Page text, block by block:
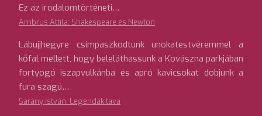
Ez az irodalomtörténeti…
Ambrus Attila: Shakespeare és Newton
Lábujjhegyre csimpaszkodtunk unokatestvéremmel a
kőfal mellett, hogy beleláthassunk a Kovászna parkjában
fortyogó iszapvulkánba és apró kavicsokat dobjunk a
fura szagú…
Sarány István: Legendák tava